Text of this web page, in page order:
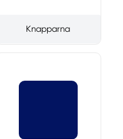
Knapparna